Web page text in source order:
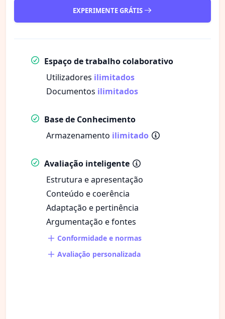
EXPERIMENTE GRÁTIS
Espaço de trabalho colaborativo
Utilizadores ilimitados
Documentos ilimitados
Base de Conhecimento
Armazenamento ilimitado
Avaliação inteligente
Estrutura e apresentação
Conteúdo e coerência
Adaptação e pertinência
Argumentação e fontes
Conformidade e normas
Avaliação personalizada